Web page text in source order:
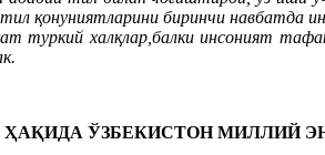
қонуниятларини биринчи навбатда
туркий халқлар,балки инсоният
ҲАҚИДА ЎЗБЕКИСТОН МИЛЛИЙ